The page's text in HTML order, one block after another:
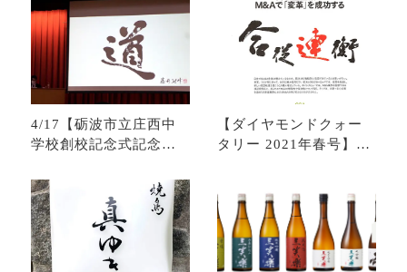
4/17【砺波市立庄西中
学校創校記念式記念講
【ダイヤモンドクォー
タリー 2021年春号】